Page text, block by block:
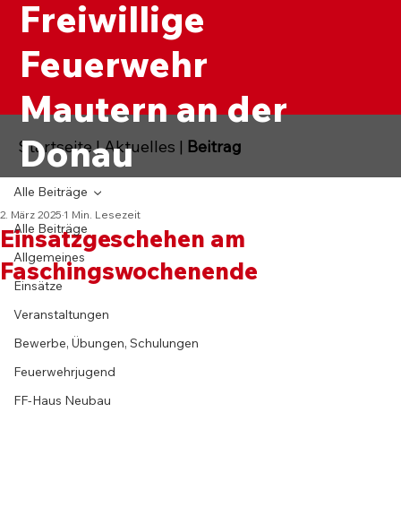
Freiwillige
Feuerwehr
Mautern an der
Donau
Alle Beiträge
Allgemeines
Einsätze
Veranstaltungen
Bewerbe, Übungen, Schulungen
Feuerwehrjugend
FF-Haus Neubau
Alle Beiträge
Einsatzgeschehen am
Faschingswochenende
2. März 2025 1 Min. Lesezeit
Startseite|Aktuelles | Beitrag